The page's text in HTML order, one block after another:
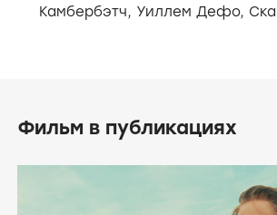
Камбербэтч, Уиллем Дефо,
Фильм в публикациях